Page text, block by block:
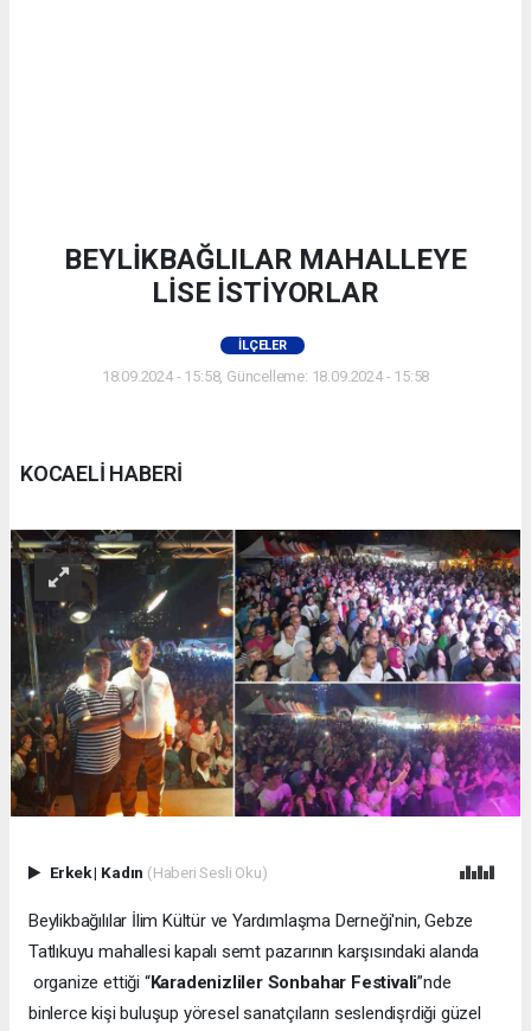
BEYLİKBAĞLILAR MAHALLEYE
LİSE İSTİYORLAR
İLÇELER
18.09.2024 - 15:58, Güncelleme: 18.09.2024 - 15:58
KOCAELİ HABERİ
Erkek| Kadın (Haberi Sesli Oku)
Beylikbağılılar İlim Kültür ve Yardımlaşma Derneği'nin, Gebze
Tatlıkuyu mahallesi kapalı semt pazarının karşısındaki alanda
organize ettiği “Karadenizliler Sonbahar Festivali”nde
binlerce kişi buluşup yöresel sanatçıların seslendişrdiği güzel